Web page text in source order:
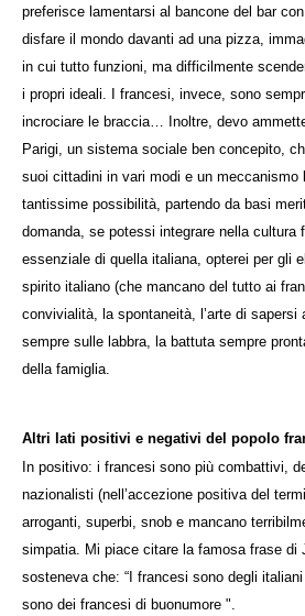
preferisce lamentarsi al bancone del bar
disfare il mondo davanti ad una pizza,
in cui tutto funzioni, ma difficilmente
i propri ideali. I francesi, invece, sono
incrociare le braccia… Inoltre, devo
Parigi, un sistema sociale ben concepito,
suoi cittadini in vari modi e un meccanismo
tantissime possibilità, partendo da basi
domanda, se potessi integrare nella cultura
essenziale di quella italiana, opterei per gli
spirito italiano (che mancano del tutto ai
convivialità, la spontaneità, l’arte di sapersi
sempre sulle labbra, la battuta sempre
della famiglia.
Altri lati positivi e negativi del popolo
In positivo: i francesi sono più combattivi,
nazionalisti (nell’accezione positiva del
arroganti, superbi, snob e mancano
simpatia. Mi piace citare la famosa frase di
sosteneva che: “I francesi sono degli
sono dei francesi di buonumore ".